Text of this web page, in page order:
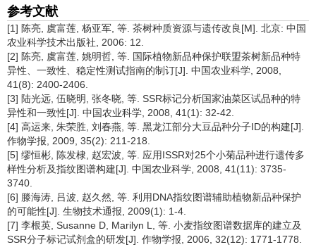
参考文献
[1] 陈亮, 虞富莲, 杨亚军, 等. 茶树种质资源与遗传改良[M]. 北京: 中国
农业科学技术出版社, 2006: 12.
[2] 陈亮, 虞富莲, 姚明哲, 等. 国际植物新品种保护联盟茶树新品种特
异性、一致性、稳定性测试指南的制订[J]. 中国农业科学, 2008,
41(8): 2400-2406.
[3] 陆光远, 伍晓明, 张冬晓, 等. SSR标记分析国家油菜区试品种的特
异性和一致性[J]. 中国农业科学, 2008, 41(1): 32-42.
[4] 高运来, 朱荣胜, 刘春燕, 等. 黑龙江部分大豆品种分子ID的构建[J].
作物学报, 2009, 35(2): 211-218.
[5] 缪恒彬, 陈发棣, 赵宏波, 等. 应用ISSR对25个小菊品种进行遗传多
样性分析及指纹图谱构建[J]. 中国农业科学, 2008, 41(11): 3735-
3740.
[6] 滕海涛, 吕波, 赵久然, 等. 利用DNA指纹图谱辅助植物新品种保护
的可能性[J]. 生物技术通报, 2009(1): 1-4.
[7] 李根英, Susanne D, Marilyn L, 等. 小麦指纹图谱数据库的建立及
SSR分子标记试剂盒的研发[J]. 作物学报, 2006, 32(12): 1771-1778.